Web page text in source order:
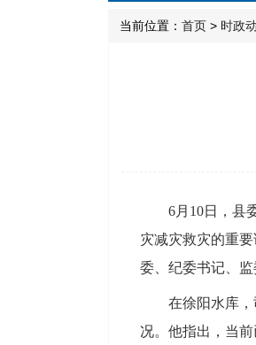
当前位置： 首页 > 时政
6月10日，县
灾减灾救灾的重
委、纪委书记、监
在徐阳水库
况。他指出，当